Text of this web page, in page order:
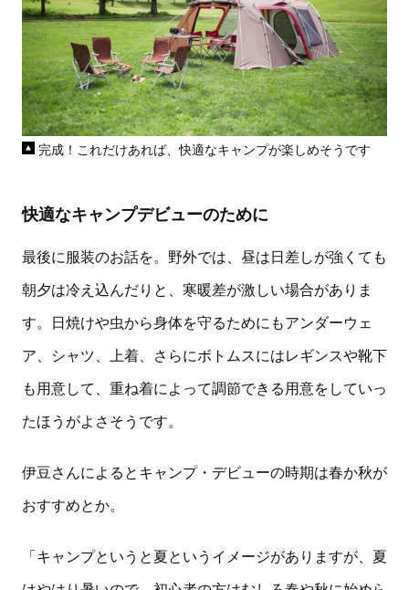
完成！これだけあれば、快適なキャンプが楽しめそうです
快適なキャンプデビューのために
最後に服装のお話を。野外では、昼は日差しが強くても
朝夕は冷え込んだりと、寒暖差が激しい場合がありま
す。日焼けや虫から身体を守るためにもアンダーウェ
ア、シャツ、上着、さらにボトムスにはレギンスや靴下
も用意して、重ね着によって調節できる用意をしていっ
たほうがよさそうです。
伊豆さんによるとキャンプ・デビューの時期は春か秋が
おすすめとか。
「キャンプというと夏というイメージがありますが、夏